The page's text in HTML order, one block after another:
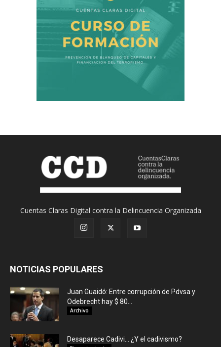
Cuentas Claras Digital contra la Delincuencia Organizada
NOTICIAS POPULARES
Juan Guaidó: Entre corrupción de Pdvsa y
Odebrecht hay $ 80...
Archivo
Desaparece Cadivi… ¿Y el cadivismo?